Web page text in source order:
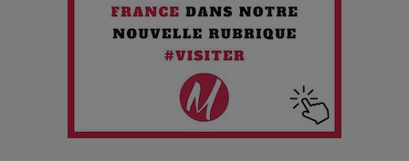
Maïra Kerey, la “voix d’or du Kazakhstan”, célèbre ses 30
ans de carrière à la Salle Gaveau
Les dessous de la fast fashion : un désastre écologique en